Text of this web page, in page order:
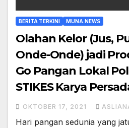
BERITA TERKINI MUNA.NEWS
Olahan Kelor (Jus,
Onde-Onde) jadi
Go Pangan Lokal
STIKES Karya
OKTOBER 17, 2021
Hari pangan sedunia yang